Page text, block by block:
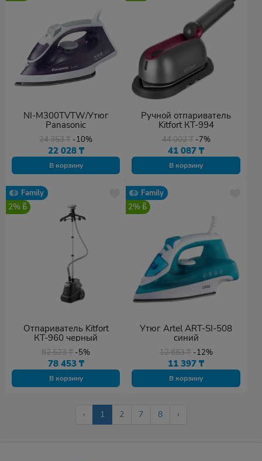
NI-M300TVTW/Утюг
Panasonic
24 353₸ -10%
22 028 ₸
В корзину
Ручной отпариватель
Kitfort КТ-994
44 002₸ -7%
41 087₸
В корзину
Family
2%
Отпариватель Kitfort
КТ-960 черный
82 523₸ -5%
78 453 ₸
В корзину
Family
2%
Утюг Artel ART-SI-508
синий
12 883₸ -12%
11 397₸
В корзину
‹ 1 2 7 8 ›